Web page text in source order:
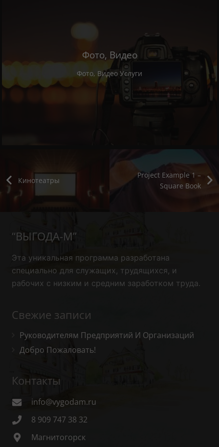
Фото, Видео
Фото, Видео Услуги
Project Example 1 –
Square Book
Кинотеатры
“ВЫГОДА-М”
Эта уникальная программа разработана
специально для служащих, трудящихся, и
рабочих с низким и средним заработком труда.
Свежие записи
Руководителям Предприятий И Организаций
Добро Пожаловать!
Контакты
info@vygodam.ru
8 909 747 38 32
Магнитогорск